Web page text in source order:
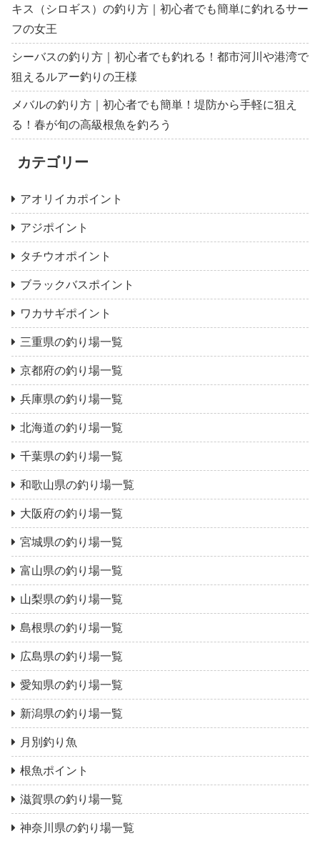
キス（シロギス）の釣り方｜初心者でも簡単に釣れるサー
フの女王
シーバスの釣り方｜初心者でも釣れる！都市河川や港湾で
狙えるルアー釣りの王様
メバルの釣り方｜初心者でも簡単！堤防から手軽に狙え
る！春が旬の高級根魚を釣ろう
カテゴリー
アオリイカポイント
アジポイント
タチウオポイント
ブラックバスポイント
ワカサギポイント
三重県の釣り場一覧
京都府の釣り場一覧
兵庫県の釣り場一覧
北海道の釣り場一覧
千葉県の釣り場一覧
和歌山県の釣り場一覧
大阪府の釣り場一覧
宮城県の釣り場一覧
富山県の釣り場一覧
山梨県の釣り場一覧
島根県の釣り場一覧
広島県の釣り場一覧
愛知県の釣り場一覧
新潟県の釣り場一覧
月別釣り魚
根魚ポイント
滋賀県の釣り場一覧
神奈川県の釣り場一覧